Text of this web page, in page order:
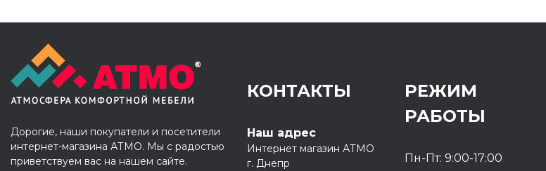
Дорогие, наши покупатели и посетители
интернет-магазина АТМО. Мы с радостью
приветствуем вас на нашем сайте.
КОНТАКТЫ
Наш адрес
Интернет магазин АТМО
г. Днепр
РЕЖИМ
РАБОТЫ
Пн-Пт: 9:00-17:00